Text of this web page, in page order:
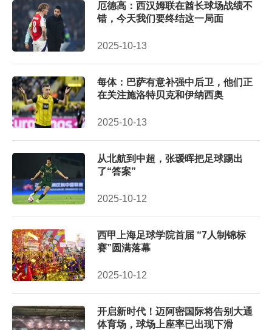
厄德高：西汉姆联在酋长球场战绩不
错，今天我们要终结这一局面
2025-10-13
每体：巴萨有意补强中后卫，他们正
在关注施洛特贝克和伊纳西奥
2025-10-13
从北航到中超，张瑷晖把足球踢出
了“答案”
2025-10-12
西甲上海足球学院首届 “7人制锦标
赛”圆满落幕
2025-10-12
开启新时代！迈阿密国际将告别大通
体育场，球场上座率已出现下滑